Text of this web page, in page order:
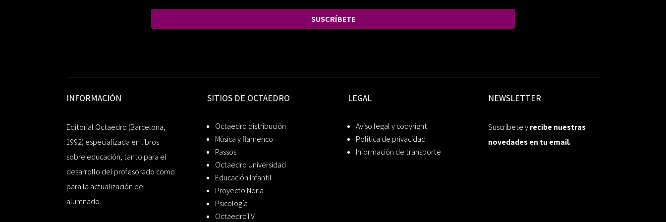
SUSCRÍBETE
INFORMACIÓN
Editorial Octaedro (Barcelona,
1992) especializada en libros
sobre educación, tanto para el
desarrollo del profesorado como
para la actualización del
alumnado.
SITIOS DE OCTAEDRO
Octaedro distribución
Música y flamenco
Passos
Octaedro Universidad
Educación Infantil
Proyecto Noria
Psicología
OctaedroTV
LEGAL
Aviso legal y copyright
Política de privacidad
Información de transporte
NEWSLETTER
Suscríbete yrecibe nuestras
novedades en tu email.